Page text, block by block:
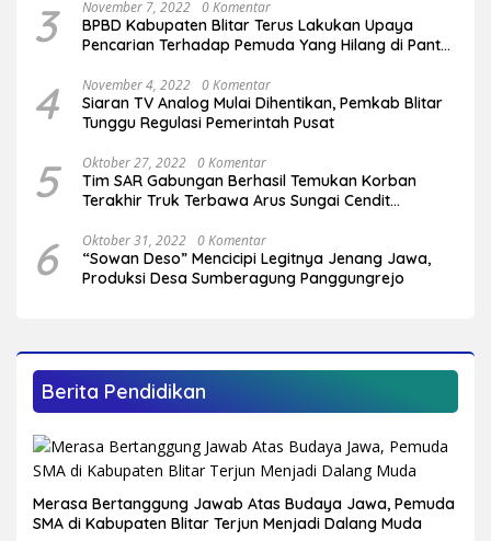
3 November 7, 2022 0 Komentar
BPBD Kabupaten Blitar Terus Lakukan Upaya
Pencarian Terhadap Pemuda Yang Hilang di Pantai
4 November 4, 2022 0 Komentar
Siaran TV Analog Mulai Dihentikan, Pemkab Blitar
Tunggu Regulasi Pemerintah Pusat
5 Oktober 27, 2022 0 Komentar
Tim SAR Gabungan Berhasil Temukan Korban
Terakhir Truk Terbawa Arus Sungai Cendit
6 Oktober 31, 2022 0 Komentar
“Sowan Deso” Mencicipi Legitnya Jenang Jawa,
Produksi Desa Sumberagung Panggungrejo
Berita Pendidikan
Merasa Bertanggung Jawab Atas Budaya Jawa, Pemuda
SMA di Kabupaten Blitar Terjun Menjadi Dalang Muda